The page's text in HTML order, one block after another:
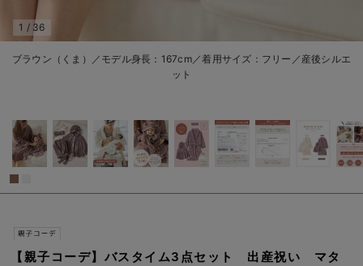
快適機能ウェア特集 パジャマ
erbaviva（エルバビーバ）
ハレの日に着るANGELIEBEのセレモニー
買って正解！高評価レビューアイテム
便利な育児家電
ブラウン（くま）／モデル身長：167cm／着用サイズ：フリー／産後シルエ
ット
1 / 36
【親子コーデ】バスタイム3点セット 出産祝い マタ